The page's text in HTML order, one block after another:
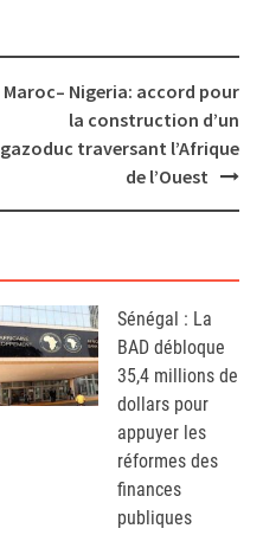
Maroc– Nigeria: accord pour
la construction d’un
gazoduc traversant l’Afrique
de l’Ouest
Sénégal : La
BAD débloque
35,4 millions de
dollars pour
appuyer les
réformes des
finances
publiques